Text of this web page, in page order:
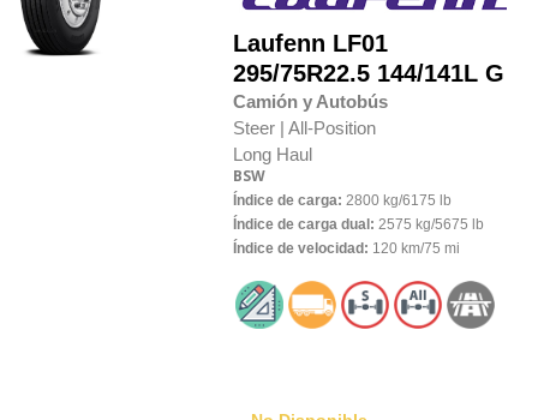
Laufenn LF01
295/75R22.5 144/141L G
Camión y Autobús
Steer | All-Position
Long Haul
BSW
Índice de carga: 2800 kg/6175 lb
Índice de carga dual: 2575 kg/5675 lb
Índice de velocidad: 120 km/75 mi